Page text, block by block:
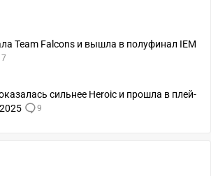
Team Falcons и вышла в полуфинал IEM
сильнее Heroic и прошла в плей-
9